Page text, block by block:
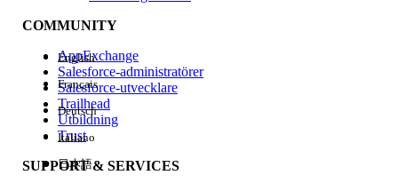
Händelse
COMMUNITY
AppExchange
Salesforce-administratörer
Salesforce-utvecklare
Trailhead
Utbildning
Trust
SUPPORT & SERVICES
English
Français
Deutsch
Italiano
日本語